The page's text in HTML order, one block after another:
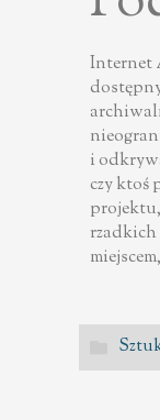
Internet
i
czy ktoś